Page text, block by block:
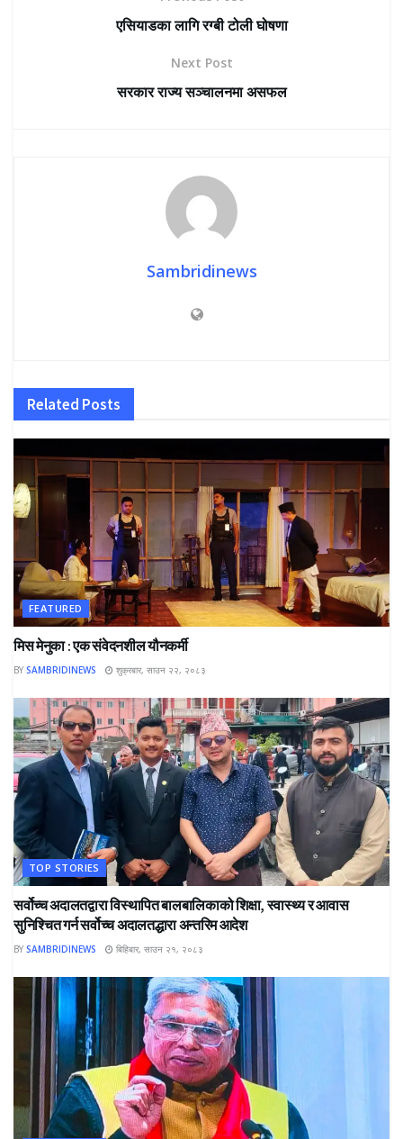
एसियाडका लागि रग्बी टोली घोषणा
Next Post
सरकार राज्य सञ्चालनमा असफल
Sambridinews
Related Posts
FEATURED
मिस मेनुका : एक संवेदनशील यौनकर्मी
BY SAMBRIDINEWS शुक्रबार, साउन २२, २०८३
TOP STORIES
सर्वोच्च अदालतद्वारा विस्थापित बालबालिकाको शिक्षा, स्वास्थ्य र आवास
सुनिश्चित गर्न सर्वोच्च अदालतद्धारा अन्तरिम आदेश
BY SAMBRIDINEWS बिहिबार, साउन २१, २०८३